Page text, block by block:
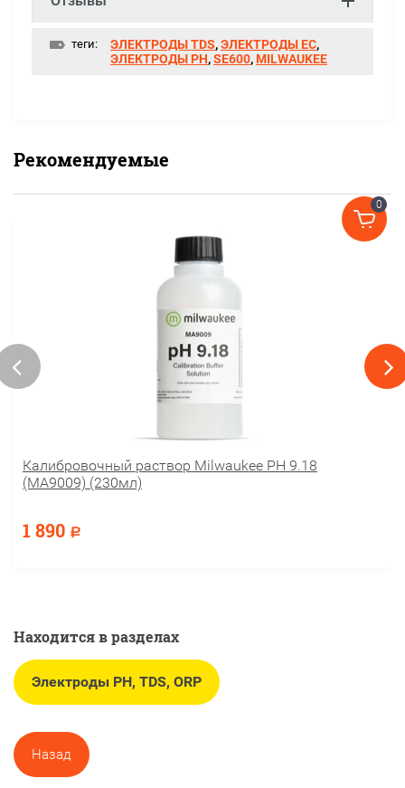
теги: ЭЛЕКТРОДЫ TDS,ЭЛЕКТРОДЫ ЕС,
ЭЛЕКТРОДЫ РН,SE600,MILWAUKEE
Рекомендуемые
Калибровочный раствор Milwaukee PH 9.18
(MA9009) (230мл)
1 890 Р
Находится в разделах
Электроды PH, TDS, ORP
Назад
0